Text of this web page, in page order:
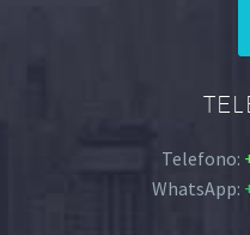
Telefono:
WhatsApp: